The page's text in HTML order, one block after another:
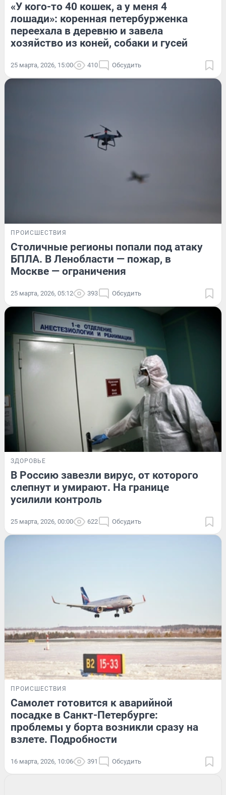
«У кого-то 40 кошек, а у меня 4
лошади»: коренная петербурженка
переехала в деревню и завела
хозяйство из коней, собаки и гусей
25 марта, 2026, 15:00 410 Обсудить
ПРОИСШЕСТВИЯ
Столичные регионы попали под атаку
БПЛА. В Ленобласти — пожар, в
Москве — ограничения
25 марта, 2026, 05:12 393 Обсудить
ЗДОРОВЬЕ
В Россию завезли вирус, от которого
слепнут и умирают. На границе
усилили контроль
25 марта, 2026, 00:00 622 Обсудить
ПРОИСШЕСТВИЯ
Самолет готовится к аварийной
посадке в Санкт-Петербурге:
проблемы у борта возникли сразу на
взлете. Подробности
16 марта, 2026, 10:06 391 Обсудить